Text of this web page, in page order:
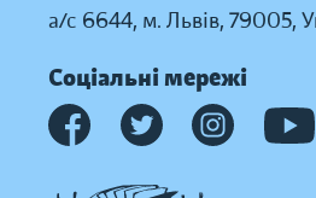
а/с 6644, м. Львів, 79005,
Соціальні мережі